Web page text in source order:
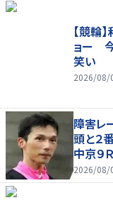
【競輪
ョー
笑い
2026/08/
障害レ
頭と２
中京９
2026/08/